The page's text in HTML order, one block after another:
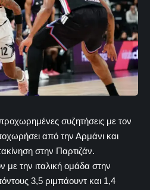
συζητήσεις με τον
από την Αρμάνι και
στην Παρτιζάν.
την ιταλική ομάδα στην
3,5 ριμπάουντ και 1,4